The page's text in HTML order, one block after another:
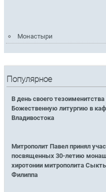
Монастыри
Популярное
В день своего
Божественную литургию в
Владивостока
Митрополит Павел принял
посвященных 30-летию
хиротонии митрополита
Филиппа